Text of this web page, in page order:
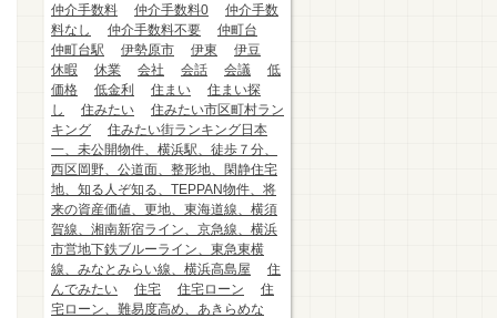
仲介手数料
仲介手数料0
仲介手数
料なし
仲介手数料不要
仲町台
仲町台駅
伊勢原市 伊東
伊豆
休暇
休業 会社 会話 会議
低
価格
低金利 住まい
住まい探
し
住みたい
住みたい市区町村ラン
キング
住みたい街ランキング日本
一、未公開物件、横浜駅、徒歩７分、
西区岡野、公道面、整形地、閑静住宅
地、知る人ぞ知る、TEPPAN物件、将
来の資産価値、更地、東海道線、横須
賀線、湘南新宿ライン、京急線、横浜
市営地下鉄ブルーライン、東急東横
線、みなとみらい線、横浜高島屋
住
んでみたい
住宅 住宅ローン
住
宅ローン、難易度高め、あきらめな